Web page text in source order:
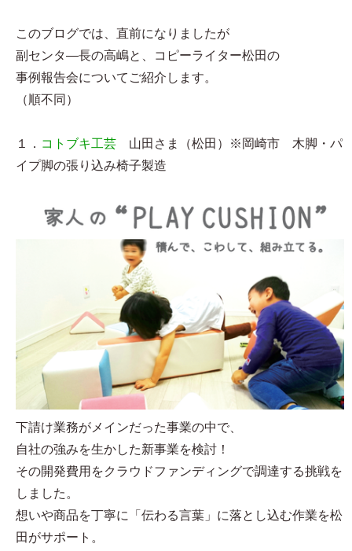
このブログでは、直前になりましたが
副センタ―長の高嶋と、コピーライター松田の
事例報告会についてご紹介します。
（順不同）
１． コトブキ工芸 山田さま（松田）※岡崎市 木脚・パ
イプ脚の張り込み椅子製造
下請け業務がメインだった事業の中で、
自社の強みを生かした新事業を検討！
その開発費用をクラウドファンディングで調達する挑戦を
しました。
想いや商品を丁寧に「伝わる言葉」に落とし込む作業を松
田がサポート。